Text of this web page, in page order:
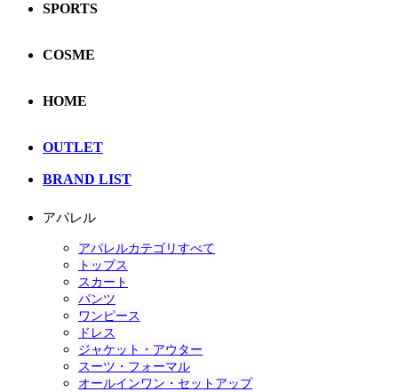
SPORTS
COSME
HOME
OUTLET
BRAND LIST
アパレル
アパレルカテゴリすべて
トップス
スカート
パンツ
ワンピース
ドレス
ジャケット・アウター
スーツ・フォーマル
オールインワン・セットアップ